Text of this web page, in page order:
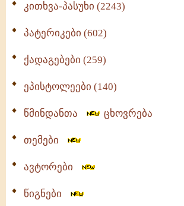
კითხვა-პასუხი (2243)
პატერიკები (602)
ქადაგებები (259)
ეპისტოლეები (140)
წმინდანთა ცხოვრება
თემები
ავტორები
წიგნები